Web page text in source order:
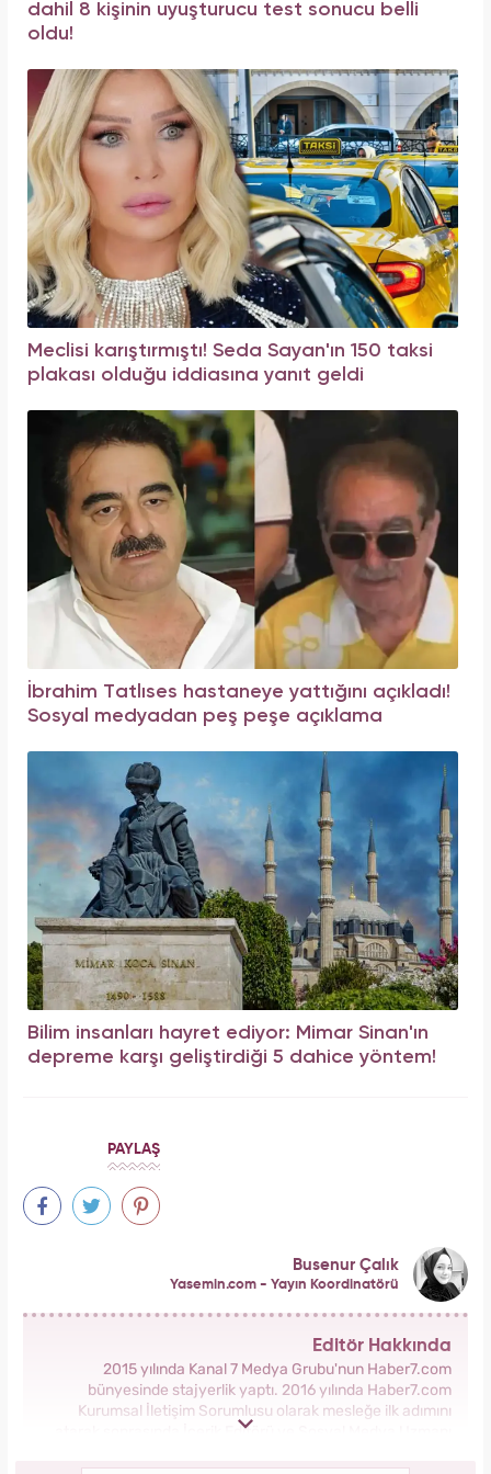
dahil 8 kişinin uyuşturucu test sonucu belli
oldu!
Meclisi karıştırmıştı! Seda Sayan'ın 150 taksi
plakası olduğu iddiasına yanıt geldi
İbrahim Tatlıses hastaneye yattığını açıkladı!
Sosyal medyadan peş peşe açıklama
Bilim insanları hayret ediyor: Mimar Sinan'ın
depreme karşı geliştirdiği 5 dahice yöntem!
PAYLAŞ
Busenur Çalık
Yasemin.com - Yayın Koordinatörü
Editör Hakkında
2015 yılında Kanal 7 Medya Grubu'nun Haber7.com
bünyesinde stajyerlik yaptı. 2016 yılında Haber7.com
Kurumsal İletişim Sorumlusu olarak mesleğe ilk adımını
atarak sonrasında İçerik Editörü ve Sosyal Medya Uzmanı